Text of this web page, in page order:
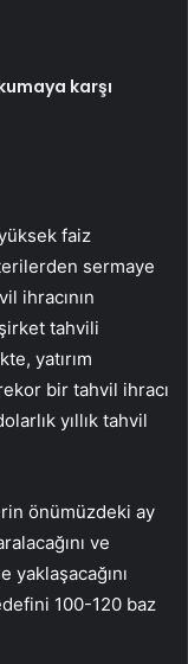
karşı
faiz
sermaye
ihracının
tahvili
yatırım
bir tahvil ihracı
yıllık tahvil
önümüzdeki ay
ve
yaklaşacağını
100-120 baz